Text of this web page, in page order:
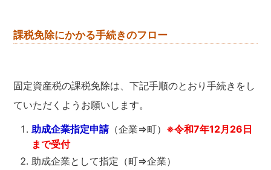
課税免除にかかる手続きのフロー
固定資産税の課税免除は、下記手順のとおり手続きをし
ていただくようお願いします。
助成企業指定申請（企業⇒町） ※令和7年12月26日
まで受付
助成企業として指定（町⇒企業）